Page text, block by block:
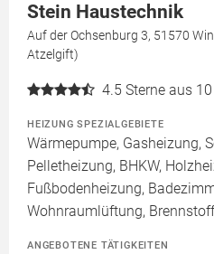
Stein Haustechnik
Auf der Ochsenburg 3, 51570
Atzelgift)
4.5 Sterne aus
HEIZUNG SPEZIALGEBIETE
Wärmepumpe, Gasheizung,
Pelletheizung, BHKW,
Fußbodenheizung,
Wohnraumlüftung,
ANGEBOTENE TÄTIGKEITEN